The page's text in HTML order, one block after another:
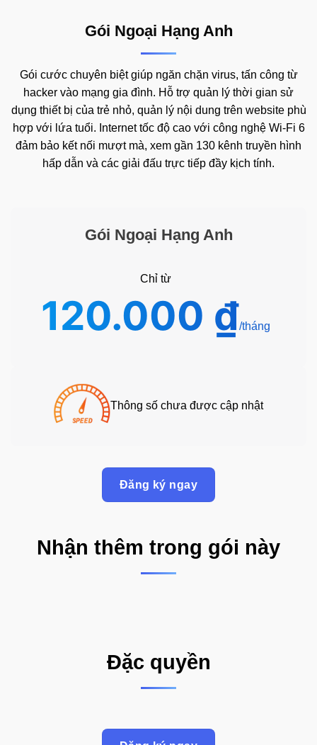
Gói Ngoại Hạng Anh
Gói cước chuyên biệt giúp ngăn chặn virus, tấn công từ
hacker vào mạng gia đình. Hỗ trợ quản lý thời gian sử
dụng thiết bị của trẻ nhỏ, quản lý nội dung trên website phù
hợp với lứa tuổi. Internet tốc độ cao với công nghệ Wi-Fi 6
đảm bảo kết nối mượt mà, xem gần 130 kênh truyền hình
hấp dẫn và các giải đấu trực tiếp đầy kịch tính.
Gói Ngoại Hạng Anh
Chỉ từ
120.000 ₫
Thông số chưa được cập nhật
Đăng ký ngay
Nhận thêm trong gói này
Đặc quyền